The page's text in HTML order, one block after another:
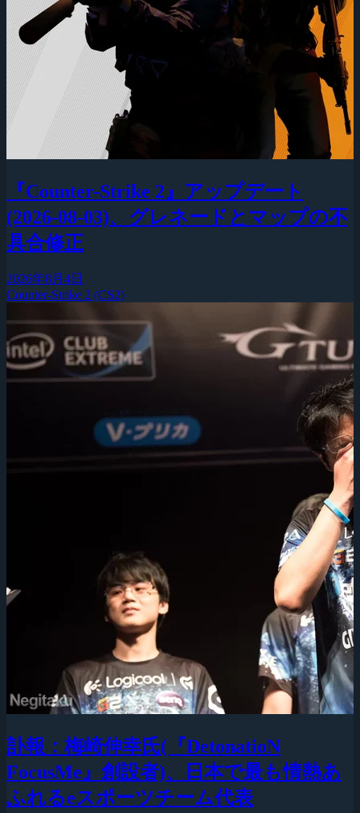
『Counter-Strike 2』アップデート
(2026-08-03)、グレネードとマップの不
具合修正
2026年8月4日
Counter-Strike 2 (CS2)
訃報：梅崎伸幸氏(『DetonatioN
FocusMe』創設者)、日本で最も情熱あ
ふれるeスポーツチーム代表